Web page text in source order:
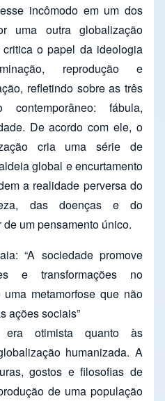
incômodo em um dos
uma outra globalização
o papel da ideologia
reprodução e
refletindo sobre as três
fábula,
De acordo com ele, o
cria uma série de
global e encurtamento
a realidade perversa do
das doenças e do
de um pensamento único.
“A sociedade promove
e transformações no
metamorfose que não
ações sociais”
era otimista quanto às
humanizada. A
gostos e filosofias de
de uma população